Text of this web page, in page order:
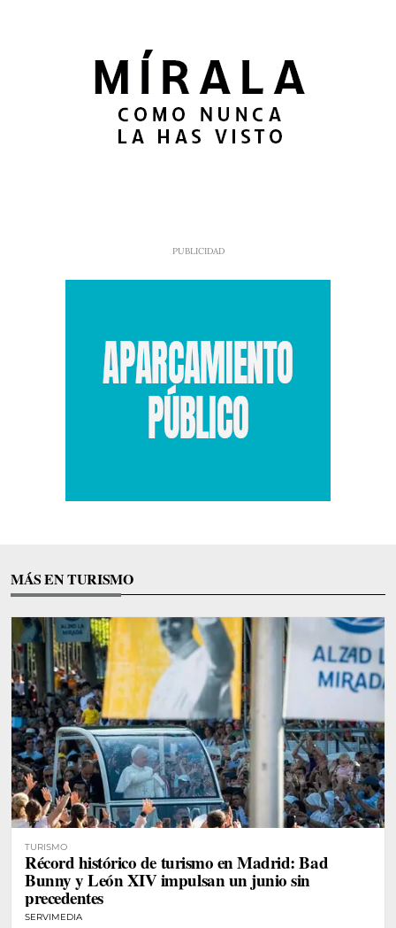
MÁS EN TURISMO
TURISMO
Récord histórico de turismo en Madrid: Bad
Bunny y León XIV impulsan un junio sin
precedentes
SERVIMEDIA